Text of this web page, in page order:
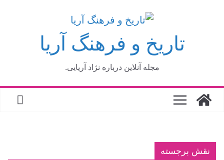
تاریخ و فرهنگ آریا
مجله آنلاین درباره نژاد آریایی.
نقش برجسته